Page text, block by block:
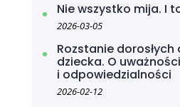
Nie wszystko mija. I
2026-03-05
Rozstanie
dziecka. O
i odpowiedzialności
2026-02-12